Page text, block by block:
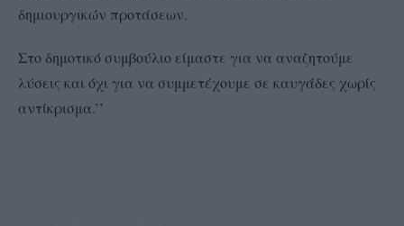
δημιουργικών προτάσεων.
Στο δημοτικό συμβούλιο είμαστε για να αναζητούμε
λύσεις και όχι για να συμμετέχουμε σε καυγάδες χωρίς
αντίκρισμα.’’